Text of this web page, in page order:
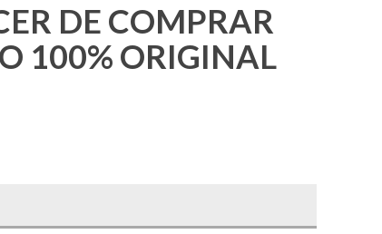
DE COMPRAR
100% ORIGINAL